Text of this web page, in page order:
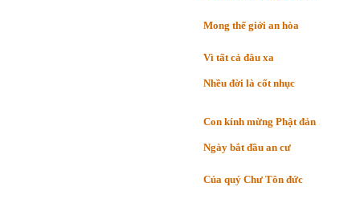
Mong thế giới an hòa
Vì tất cả đâu xa
Nhều đời là cốt nhục
Con kính mừng Phật đản
Ngày bắt đầu an cư
Của quý Chư Tôn đức